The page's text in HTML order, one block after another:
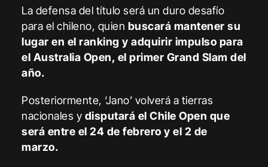
La defensa del título será un duro desafío
para el chileno, quien buscará mantener su
lugar en el ranking y adquirir impulso para
el Australia Open, el primer Grand Slam del
año.
Posteriormente, ‘Jano’ volverá a tierras
nacionales y disputará el Chile Open que
será entre el 24 de febrero y el 2 de
marzo.